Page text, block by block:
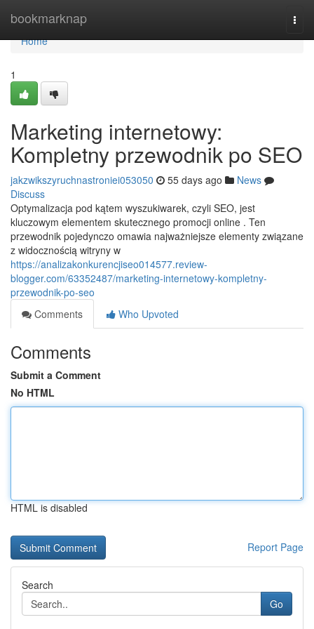
bookmarknap
Home
Home
1
Marketing internetowy:
Kompletny przewodnik po SEO
jakzwikszyruchnastroniei053050 55 days ago
News
Discuss
Optymalizacja pod kątem wyszukiwarek, czyli SEO, jest
kluczowym elementem skutecznego promocji online . Ten
przewodnik pojedynczo omawia najważniejsze elementy związane
z widocznością witryny w
https://analizakonkurencjiseo014577.review-
blogger.com/63352487/marketing-internetowy-kompletny-
przewodnik-po-seo
Comments
Who Upvoted
Comments
Submit a Comment
No HTML
HTML is disabled
Report Page
Search
Go